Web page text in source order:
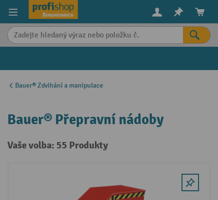
content
Bauer® Zdvihání a manipulace
Bauer® Přepravní nádoby
Vaše volba: 55 Produkty